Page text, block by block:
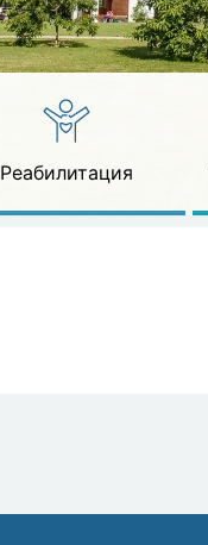
Реабилитация